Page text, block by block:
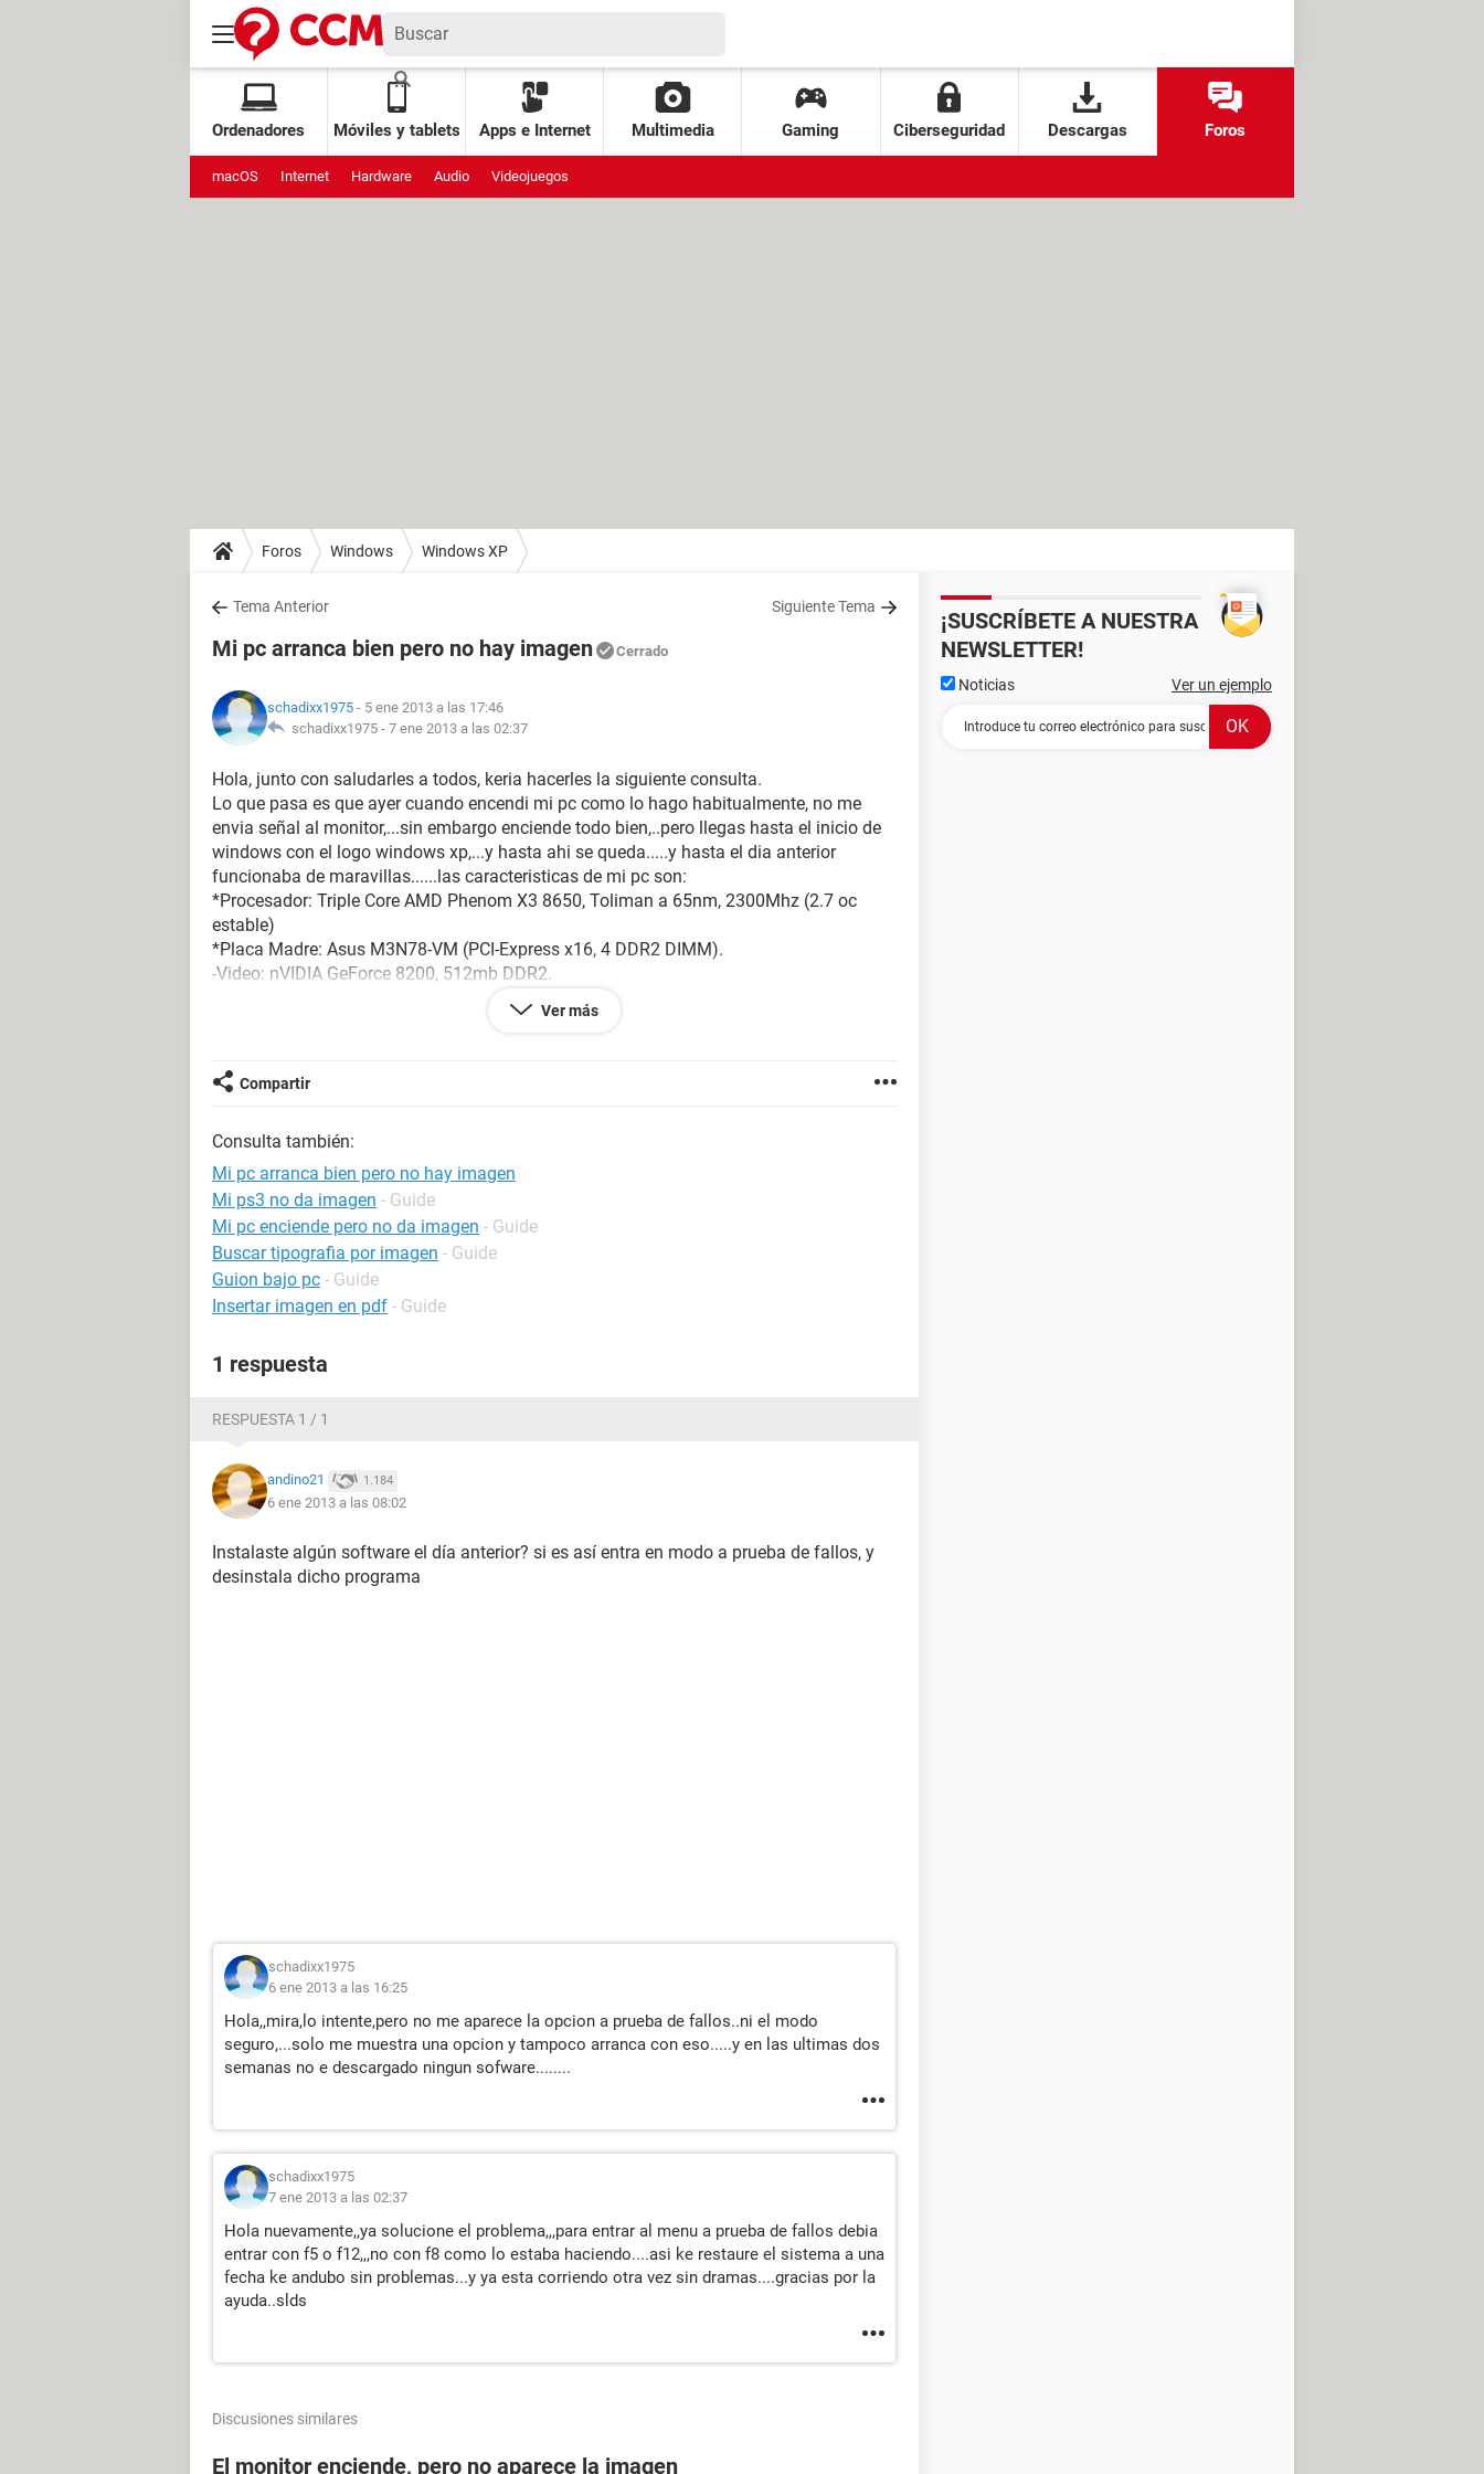
Ordenadores Móviles y tablets Apps e Internet Multimedia Gaming Ciberseguridad Descargas Foros
macOS Internet Hardware Audio Videojuegos
Foros Windows Windows XP
Tema Anterior Siguiente Tema
Mi pc arranca bien pero no hay imagen Cerrado
schadixx1975 - 5 ene 2013 a las 17:46
schadixx1975 - 7 ene 2013 a las 02:37
Hola, junto con saludarles a todos, keria hacerles la siguiente consulta.
Lo que pasa es que ayer cuando encendi mi pc como lo hago habitualmente, no me
envia señal al monitor,...sin embargo enciende todo bien,..pero llegas hasta el inicio de
windows con el logo windows xp,...y hasta ahi se queda.....y hasta el dia anterior
funcionaba de maravillas......las caracteristicas de mi pc son:
*Procesador: Triple Core AMD Phenom X3 8650, Toliman a 65nm, 2300Mhz (2.7 oc
estable)
*Placa Madre: Asus M3N78-VM (PCI-Express x16, 4 DDR2 DIMM).
-Video: nVIDIA GeForce 8200, 512mb DDR2.
*Disco Duro: Seagate Barracuda 500GB SATA3 7200rpm 16mb Buffer NCQ
Tarjeta de Video: nVIDIA GeForce GTX 285 1GB DDR3 1476Mhz, gpu clock 680Mhz
slds
Ver más
Compartir
Consulta también:
Mi pc arranca bien pero no hay imagen
Mi ps3 no da imagen - Guide
Mi pc enciende pero no da imagen - Guide
Buscar tipografia por imagen - Guide
Guion bajo pc - Guide
Insertar imagen en pdf - Guide
1 respuesta
RESPUESTA 1 / 1
andino21 1.184
6 ene 2013 a las 08:02
Instalaste algún software el día anterior? si es así entra en modo a prueba de fallos, y
desinstala dicho programa
schadixx1975
6 ene 2013 a las 16:25
Hola,,mira,lo intente,pero no me aparece la opcion a prueba de fallos..ni el modo
seguro,...solo me muestra una opcion y tampoco arranca con eso.....y en las ultimas dos
semanas no e descargado ningun sofware........
schadixx1975
7 ene 2013 a las 02:37
Hola nuevamente,,ya solucione el problema,,,para entrar al menu a prueba de fallos debia
entrar con f5 o f12,,,no con f8 como lo estaba haciendo....asi ke restaure el sistema a una
fecha ke andubo sin problemas...y ya esta corriendo otra vez sin dramas....gracias por la
ayuda..slds
Discusiones similares
El monitor enciende, pero no aparece la imagen
¡SUSCRÍBETE A NUESTRA
NEWSLETTER!
Noticias Ver un ejemplo